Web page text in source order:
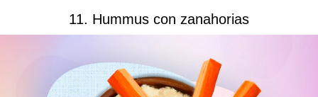
11. Hummus con zanahorias